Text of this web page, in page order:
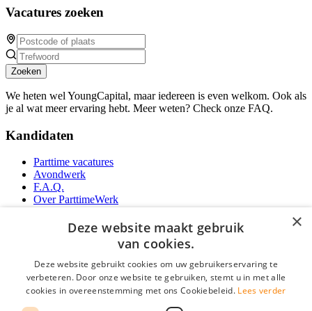
Vacatures zoeken
Zoeken
We heten wel YoungCapital, maar iedereen is even welkom. Ook als
je al wat meer ervaring hebt. Meer weten? Check onze FAQ.
Kandidaten
Parttime vacatures
Avondwerk
F.A.Q.
Over ParttimeWerk
YoungCapital Android App
Parttime personeel
Vacature aanmelden
×
Deze website maakt gebruik
van cookies.
Deze website gebruikt cookies om uw gebruikerservaring te
verbeteren. Door onze website te gebruiken, stemt u in met alle
cookies in overeenstemming met ons Cookiebeleid. Lees verder